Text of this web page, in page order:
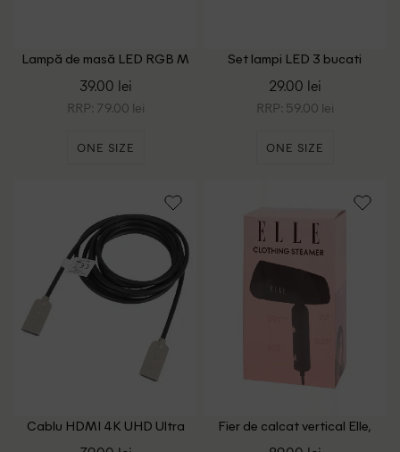
Lampă de masă LED RGB M
39.00 lei
RRP: 79.00 lei
ONE SIZE
Set lampi LED 3 bucati
29.00 lei
RRP: 59.00 lei
ONE SIZE
Cablu HDMI 4K UHD Ultra
Fier de calcat vertical Elle,